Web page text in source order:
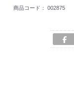
商品コード： 002875